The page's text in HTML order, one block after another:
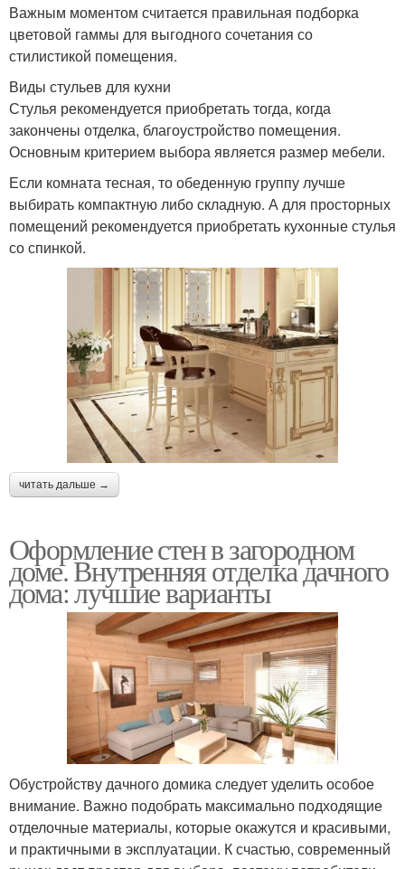
Важным моментом считается правильная подборка
цветовой гаммы для выгодного сочетания со
стилистикой помещения.
Виды стульев для кухни
Стулья рекомендуется приобретать тогда, когда
закончены отделка, благоустройство помещения.
Основным критерием выбора является размер мебели.
Если комната тесная, то обеденную группу лучше
выбирать компактную либо складную. А для просторных
помещений рекомендуется приобретать кухонные стулья
со спинкой.
читать дальше →
Оформление стен в загородном
доме. Внутренняя отделка дачного
дома: лучшие варианты
Обустройству дачного домика следует уделить особое
внимание. Важно подобрать максимально подходящие
отделочные материалы, которые окажутся и красивыми,
и практичными в эксплуатации. К счастью, современный